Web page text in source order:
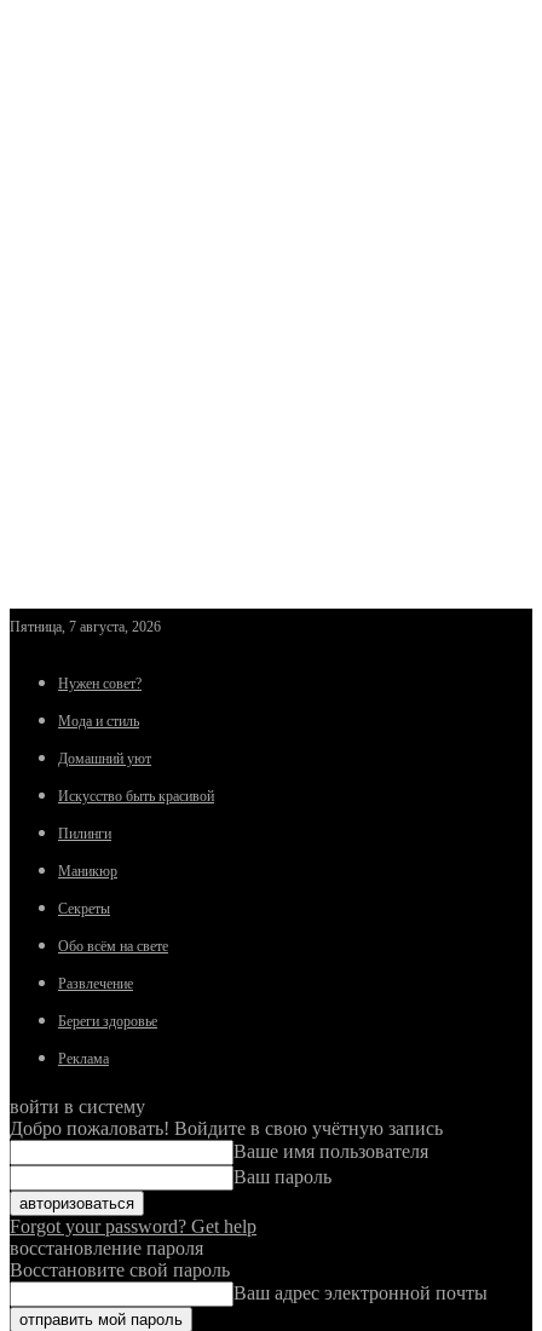
Пятница, 7 августа, 2026
Нужен совет?
Мода и стиль
Домашний уют
Искусство быть красивой
Пилинги
Маникюр
Секреты
Обо всём на свете
Развлечение
Береги здоровье
Реклама
войти в систему
Добро пожаловать! Войдите в свою учётную запись
Ваше имя пользователя
Ваш пароль
Forgot your password? Get help
восстановление пароля
Восстановите свой пароль
Ваш адрес электронной почты